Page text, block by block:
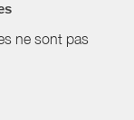
ne sont pas